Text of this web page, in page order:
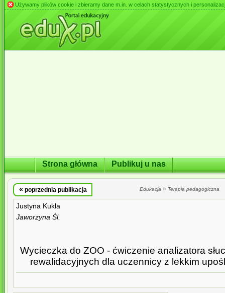
Używamy plików cookie i zbieramy dane m.in. w celach statystycznych i
Strona główna Publikuj u nas
« poprzednia publikacja Edukacja » Terapia pedagogiczna
Justyna Kukla
Jaworzyna Śl.
Wycieczka do ZOO - ćwiczenie analizatora
rewalidacyjnych dla uczennicy z lekkim